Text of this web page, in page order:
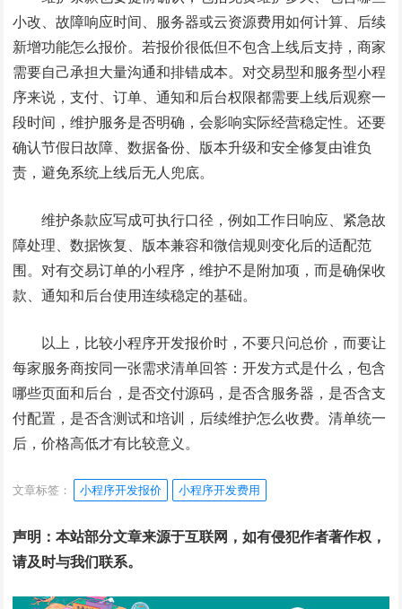
小改、故障响应时间、服务器或云资源费用如何计算、后续
新增功能怎么报价。若报价很低但不包含上线后支持，商家
需要自己承担大量沟通和排错成本。对交易型和服务型小程
序来说，支付、订单、通知和后台权限都需要上线后观察一
段时间，维护服务是否明确，会影响实际经营稳定性。还要
确认节假日故障、数据备份、版本升级和安全修复由谁负
责，避免系统上线后无人兜底。
维护条款应写成可执行口径，例如工作日响应、紧急故
障处理、数据恢复、版本兼容和微信规则变化后的适配范
围。对有交易订单的小程序，维护不是附加项，而是确保收
款、通知和后台使用连续稳定的基础。
以上，比较小程序开发报价时，不要只问总价，而要让
每家服务商按同一张需求清单回答：开发方式是什么，包含
哪些页面和后台，是否交付源码，是否含服务器，是否含支
付配置，是否含测试和培训，后续维护怎么收费。清单统一
后，价格高低才有比较意义。
文章标签： 小程序开发报价 小程序开发费用
声明：本站部分文章来源于互联网，如有侵犯作者著作权，
请及时与我们联系。